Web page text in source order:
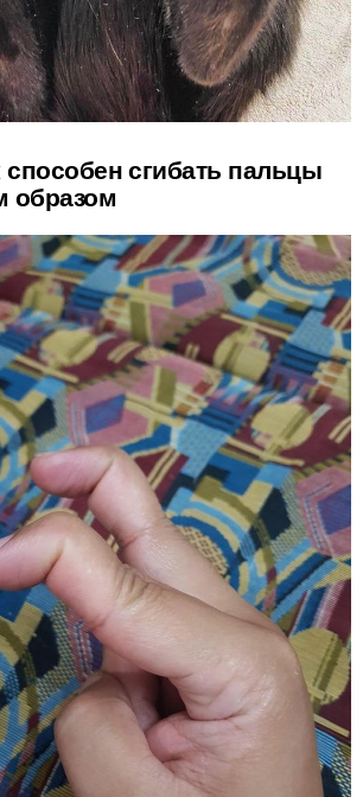
способен сгибать пальцы
образом